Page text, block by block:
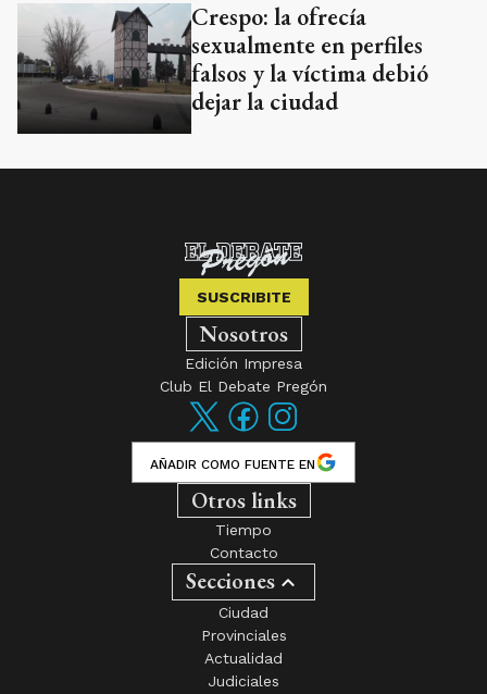
Crespo: la ofrecía
sexualmente en perfiles
falsos y la víctima debió
dejar la ciudad
SUSCRIBITE
Nosotros
Edición Impresa
Club El Debate Pregón
AÑADIR COMO FUENTE EN
Otros links
Tiempo
Contacto
Secciones
Ciudad
Provinciales
Actualidad
Judiciales